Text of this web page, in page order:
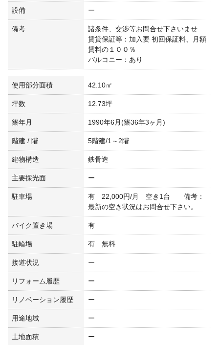
設備 ー
備考
諸条件、交渉等お問合せ下さいませ
賃貸保証等：加入要 初回保証料、月額
賃料の１００％
バルコニー：あり
使用部分面積 42.10㎡
坪数 12.73坪
築年月 1990年6月(築36年3ヶ月)
階建 / 階 5階建/1～2階
建物構造 鉄骨造
主要採光面 ー
駐車場
有 22,000円/月 空き1台 備考：
最新の空き状況はお問合せ下さい。
バイク置き場 有
駐輪場 有 無料
接道状況 ー
リフォーム履歴 ー
リノベーション履歴 ー
用途地域 ー
土地面積 ー